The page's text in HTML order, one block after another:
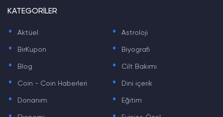
KATEGORİLER
. Aktüel . Astroloji
. BirKupon . Biyografi
. Blog . Cilt Bakımı
. Coin - Coin Haberleri . Dini içerik
. Donanım . Eğitim
. .